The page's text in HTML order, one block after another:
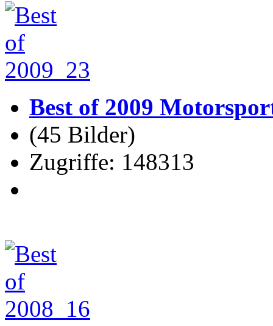
Best of 2009
(45 Bilder)
Zugriffe: 148313